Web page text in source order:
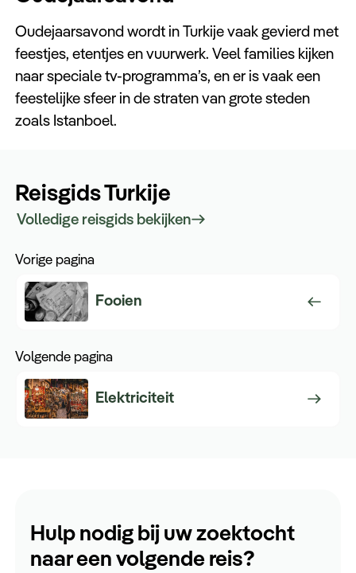
Oudejaarsavond wordt in Turkije vaak gevierd met
feestjes, etentjes en vuurwerk. Veel families kijken
naar speciale tv-programma’s, en er is vaak een
feestelijke sfeer in de straten van grote steden
zoals Istanboel.
Reisgids Turkije
Volledige reisgids bekijken
Vorige pagina
Fooien
Volgende pagina
Elektriciteit
Hulp nodig bij uw zoektocht
naar een volgende reis?